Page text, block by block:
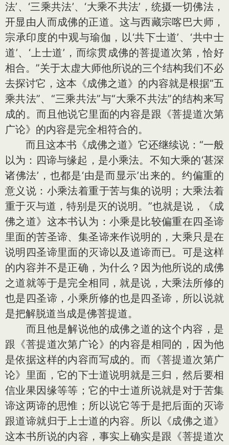
法’、‘三乘共法’、‘大乘不共法’，统摄一切佛法，
开显由人而成佛的正道。这与西藏宗喀巴大师，
宗承印度的中观与瑜伽，以‘共下士道’、‘共中士
道’、‘上士道’，而综贯成佛的菩提道次第，恰好
相合。”关于太虚大师他所说的三个结构我们不必
去探讨它，这本《成佛之道》的内容就是根据“五
乘共法”、“三乘共法”与“大乘不共法”的结构来写
成的。而且他说它里面的内容是跟《菩提道次第
广论》的内容是完全相符合的。
而且这本书《成佛之道》它还继续说：“一般
以为：四谛与缘起，是小乘法。不知大乘的‘甚深
诸佛法’，也都是‘由是而显示’出来的。约偏重的
意义说：小乘法着重于苦与集的说明；大乘法着
重于灭与道，特别是灭的说明。”也就是说，《成
佛之道》这本书认为：小乘是比较偏重在四圣谛
里面的苦圣谛、集圣谛来作说明的，大乘只是在
说明四圣谛里面的灭谛以及道谛而已。可是这样
的内容并不是正确，为什么？因为他所说的成佛
之道就等于是完全相同，就是说，大乘法所修的
也是四圣谛，小乘所修的也是四圣谛，所以说就
是把解脱道当成是佛菩提道。
而且他是解说他的成佛之道的这个内容，是
跟《菩提道次第广论》的内容是相同的，因为他
是依据这样的内容而写成的。而《菩提道次第广
论》里面，它的下士道说明就是三归，然后要相
信业果因缘等等；它的中士道所说就是对于苦集
谛这两谛的思惟；所以说它等于是把后面的灭谛
跟道谛就归于上士道的内容。所以《成佛之道》
这本书所说的内容，事实上确实是跟《菩提道次